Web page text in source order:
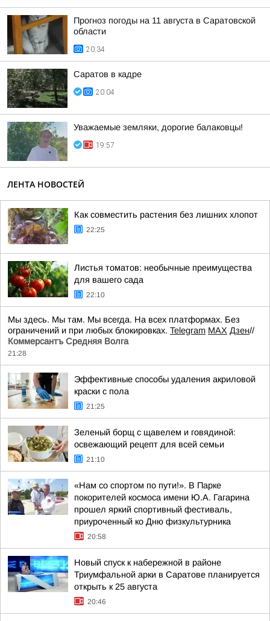
Прогноз погоды на 11 августа в Саратовской
области
20:34
Саратов в кадре
20:04
Уважаемые земляки, дорогие балаковцы!
19:57
ЛЕНТА НОВОСТЕЙ
Как совместить растения без лишних хлопот
22:25
Листья томатов: необычные преимущества
для вашего сада
22:10
Мы здесь. Мы там. Мы всегда. На всех платформах. Без
ограничений и при любых блокировках. Telegram MAX Дзен//
Коммерсантъ Средняя Волга
21:28
Эффективные способы удаления акриловой
краски с пола
21:25
Зеленый борщ с щавелем и говядиной:
освежающий рецепт для всей семьи
21:10
«Нам со спортом по пути!». В Парке
покорителей космоса имени Ю.А. Гагарина
прошел яркий спортивный фестиваль,
приуроченный ко Дню физкультурника
20:58
Новый спуск к набережной в районе
Триумфальной арки в Саратове планируется
открыть к 25 августа
20:46